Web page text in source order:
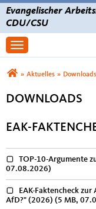
Evangelischer
CDU/CSU
Toggle navigation
Sie sind hier
» Aktuelles » Downloads
DOWNLOADS
EAK-
TOP-10-Argumente
07.08.2026)
EAK-Faktencheck
AfD?" (2026) (5 MB,